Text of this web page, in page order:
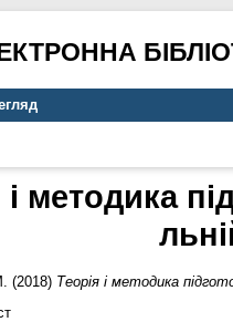
і методика
(2018) Теорія і методика